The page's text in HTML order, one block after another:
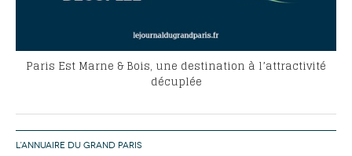
Paris Est Marne & Bois, une destination à l’attractivité
décuplée
L’ANNUAIRE DU GRAND PARIS